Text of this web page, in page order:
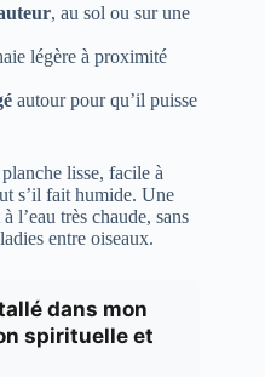
, au sol ou sur une
légère à proximité
autour pour qu’il puisse
lisse, facile à
s’il fait humide. Une
l’eau très chaude, sans
entre oiseaux.
dans mon
spirituelle et